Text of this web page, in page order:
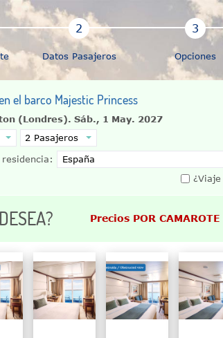
Datos Pasajeros Opciones
el barco Majestic Princess
(Londres). Sáb., 1 May. 2027
residencia:
Precios POR